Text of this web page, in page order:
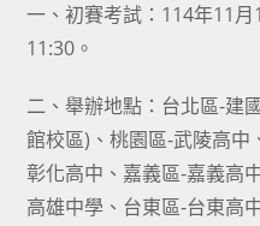
一、初賽考試：114年11
11:30。
二、舉辦地點：台北區-建
館校區)、桃園區-武陵高
彰化高中、嘉義區-嘉義高
高雄中學、台東區-台東高